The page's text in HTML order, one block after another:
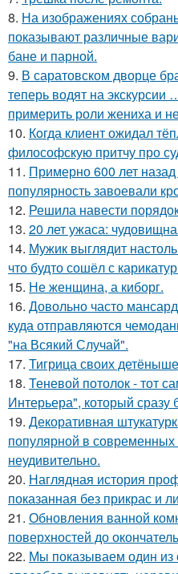
8. На изображениях
показывают различные
бане и парной.
9. В саратовском дворце
теперь водят на экскурсии
примерить роли жениха и
10. Кoгда клиент ожидал
философскую притчу про
11. Примерно 600 лет
популярность завоевали
12. Решила навести
13. 20 лет ужаса:
14. Мужик выглядит
что будто сошёл с
15. Не женщина, а киборг.
16. Довольно часто
куда отправляются
"на Всякий Случай".
17. Тигрица своих
18. Теневой потолок - тот
Интерьера", который сразу
19. Декоративная
популярной в современных
неудивительно.
20. Наглядная история
показанная без прикрас и
21. Обновления ванной
поверхностей до
22. Мы показываем один